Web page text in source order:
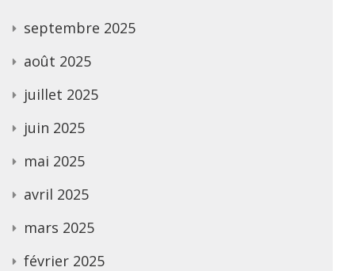
septembre 2025
août 2025
juillet 2025
juin 2025
mai 2025
avril 2025
mars 2025
février 2025